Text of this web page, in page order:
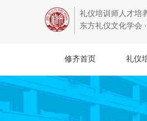
礼仪培训师人才培
东方礼仪文化学会
修齐首页 礼仪